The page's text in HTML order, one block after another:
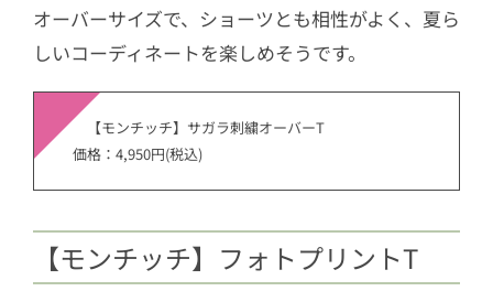
オーバーサイズで、ショーツとも相性がよく、夏ら
しいコーディネートを楽しめそうです。
【モンチッチ】サガラ刺繍オーバーT
価格：4,950円(税込)
【モンチッチ】フォトプリントT